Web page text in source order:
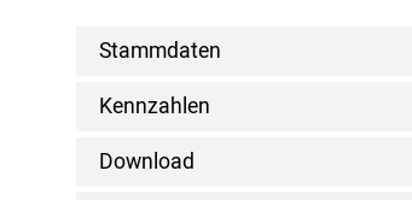
Stammdaten
Kennzahlen
Download